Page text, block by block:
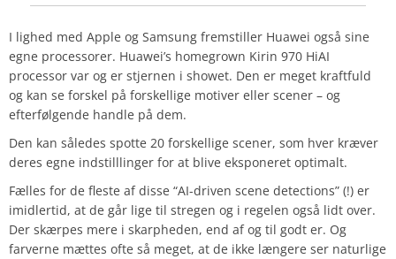
I lighed med Apple og Samsung fremstiller Huawei også sine
egne processorer. Huawei’s homegrown Kirin 970 HiAI
processor var og er stjernen i showet. Den er meget kraftfuld
og kan se forskel på forskellige motiver eller scener – og
efterfølgende handle på dem.
Den kan således spotte 20 forskellige scener, som hver kræver
deres egne indstilllinger for at blive eksponeret optimalt.
Fælles for de fleste af disse “AI-driven scene detections” (!) er
imidlertid, at de går lige til stregen og i regelen også lidt over.
Der skærpes mere i skarpheden, end af og til godt er. Og
farverne mættes ofte så meget, at de ikke længere ser naturlige